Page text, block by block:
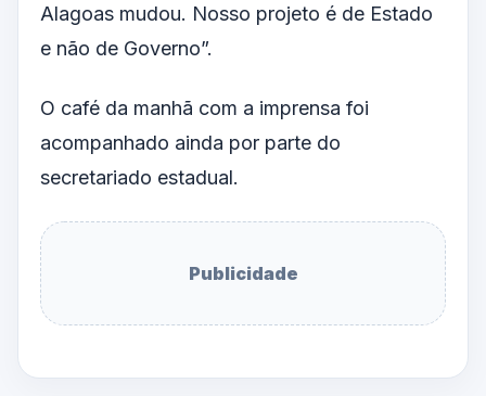
Alagoas mudou. Nosso projeto é de Estado
e não de Governo”.
O café da manhã com a imprensa foi
acompanhado ainda por parte do
secretariado estadual.
Publicidade